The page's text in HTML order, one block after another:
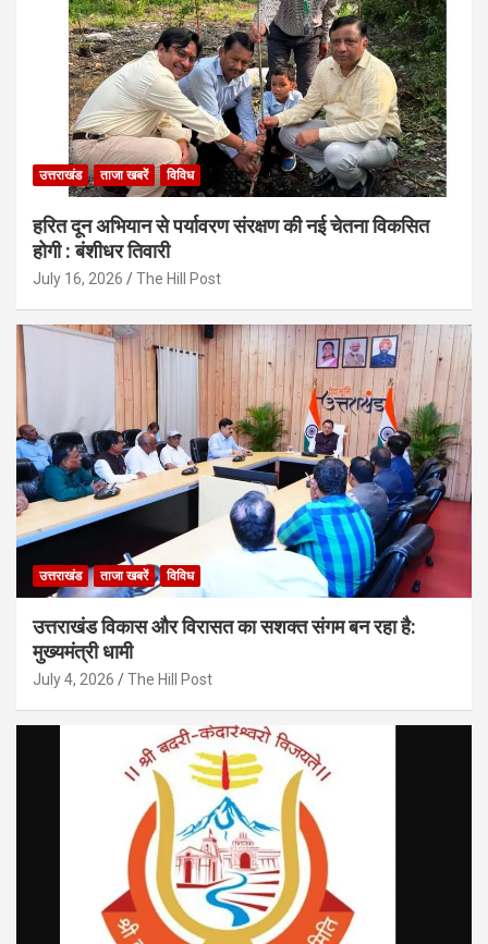
उत्तराखंड ताजा खबरें विविध
हरित दून अभियान से पर्यावरण संरक्षण की नई चेतना विकसित
होगी : बंशीधर तिवारी
July 16, 2026 The Hill Post
उत्तराखंड ताजा खबरें विविध
उत्तराखंड विकास और विरासत का सशक्त संगम बन रहा है:
मुख्यमंत्री धामी
July 4, 2026 The Hill Post